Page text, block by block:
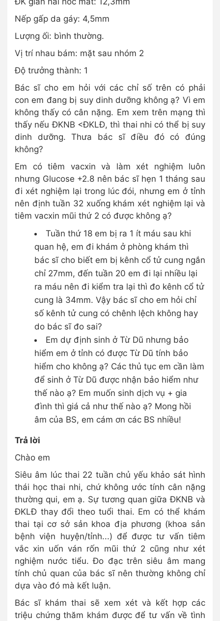
Nếp gấp da gáy: 4,5mm
Lượng ối: bình thường.
Vị trí nhau bám: mặt sau nhóm 2
Độ trưởng thành: 1
Bác sĩ cho em hỏi với các chỉ số trên có phải
con em đang bị suy dinh dưỡng không ạ? Vì em
không thấy có cân nặng. Em xem trên mạng thì
thấy nếu ĐKNB <ĐKLĐ, thì thai nhi có thể bị suy
dinh dưỡng. Thưa bác sĩ điều đó có đúng
không?
Em có tiêm vacxin và làm xét nghiệm luôn
nhưng Glucose +2.8 nên bác sĩ hẹn 1 tháng sau
đi xét nghiệm lại trong lúc đói, nhưng em ở tỉnh
nên định tuần 32 xuống khám xét nghiệm lại và
tiêm vacxin mũi thứ 2 có được không ạ?
Tuần thứ 18 em bị ra 1 ít máu sau khi
quan hệ, em đi khám ở phòng khám thì
bác sĩ cho biết em bị kênh cổ tử cung ngắn
chỉ 27mm, đến tuần 20 em đi lại nhiều lại
ra máu nên đi kiểm tra lại thì đo kênh cổ tử
cung là 34mm. Vậy bác sĩ cho em hỏi chỉ
số kênh tử cung có chênh lệch không hay
do bác sĩ đo sai?
Em dự định sinh ở Từ Dũ nhưng bảo
hiểm em ở tỉnh có được Từ Dũ tính bảo
hiểm cho không ạ? Các thủ tục em cần làm
để sinh ở Từ Dũ được nhận bảo hiểm như
thế nào ạ? Em muốn sinh dịch vụ + gia
đình thì giá cả như thế nào ạ? Mong hồi
âm của BS, em cám ơn các BS nhiều!
Trả lời
Chào em
Siêu âm lúc thai 22 tuần chủ yếu khảo sát hình
thái học thai nhi, chứ không ước tính cân nặng
thường qui, em ạ. Sự tương quan giữa ĐKNB và
ĐKLĐ thay đổi theo tuổi thai. Em có thể khám
thai tại cơ sở sản khoa địa phương (khoa sản
bệnh viện huyện/tỉnh...) để được tư vấn tiêm
vắc xin uốn ván rốn mũi thứ 2 cũng như xét
nghiệm nước tiểu. Đo đạc trên siêu âm mang
tính chủ quan của bác sĩ nên thường không chỉ
dựa vào đó mà kết luận.
Bác sĩ khám thai sẽ xem xét và kết hợp các
triệu chứng thăm khám được để tư vấn về tình